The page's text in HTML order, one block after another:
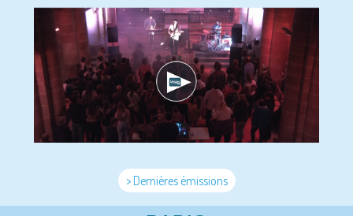
> Dernières émissions